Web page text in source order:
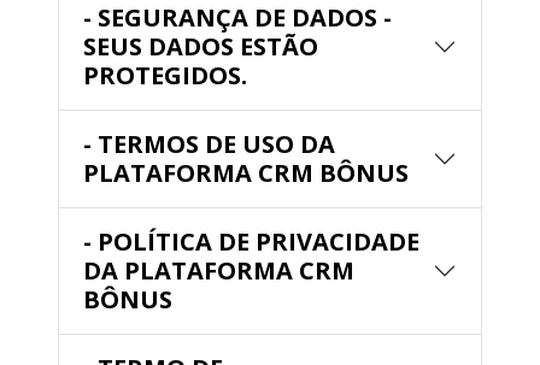
- SEGURANÇA DE DADOS -
SEUS DADOS ESTÃO
PROTEGIDOS.
- TERMOS DE USO DA
PLATAFORMA CRM BÔNUS
- POLÍTICA DE PRIVACIDADE
DA PLATAFORMA CRM
BÔNUS